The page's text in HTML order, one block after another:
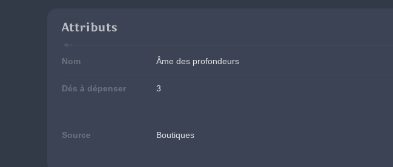
Attributs
Nom Âme des profondeurs
Dés à dépenser 3
Source Boutiques